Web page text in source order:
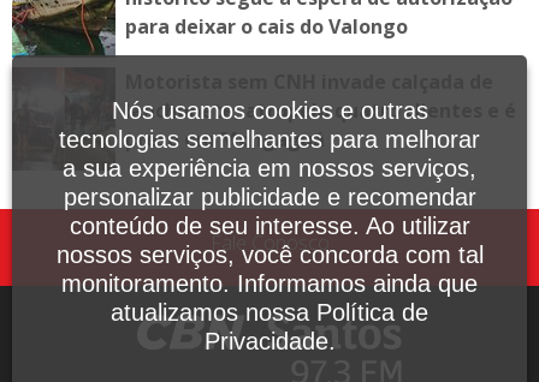
para deixar o cais do Valongo
lanchonete, atropela quatro clientes e é
preso em Mongaguá
Fale Conosco
Nós usamos cookies e outras
tecnologias semelhantes para melhorar
a sua experiência em nossos serviços,
personalizar publicidade e recomendar
conteúdo de seu interesse. Ao utilizar
nossos serviços, você concorda com tal
monitoramento. Informamos ainda que
atualizamos nossa Política de
Privacidade.